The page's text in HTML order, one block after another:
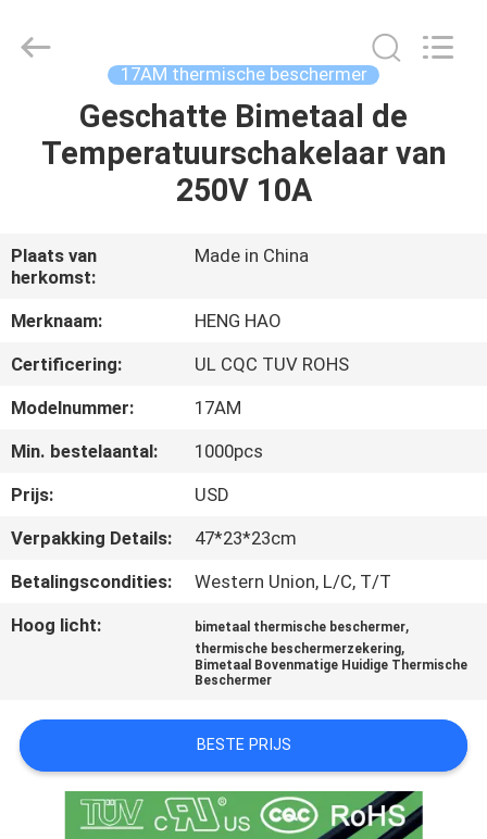
THUIS
PRODUCTEN
VR-
SHOW
OVER
ONS
FABRIEKSREIS
KWALITEITSCONTROLE
ONS
NIEUWS
ALLE
GEVALLEN
17AM thermische beschermer
Geschatte Bimetaal de
Temperatuurschakelaar van
250V 10A
Plaats van
herkomst:
Made in China
Merknaam:
HENG HAO
Certificering:
UL CQC TUV ROHS
Modelnummer:
17AM
Min. bestelaantal:
1000pcs
Prijs:
USD
Verpakking Details:
47*23*23cm
Betalingscondities:
Western Union, L/C, T/T
Hoog licht:
bimetaal thermische beschermer,
thermische beschermerzekering,
Bimetaal Bovenmatige Huidige Thermische
Beschermer
BESTE PRIJS